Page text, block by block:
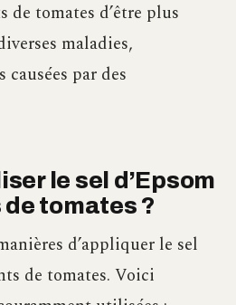
de tomates d’être plus
maladies,
par des
le sel d’Epsom
tomates ?
d’appliquer le sel
de tomates. Voici